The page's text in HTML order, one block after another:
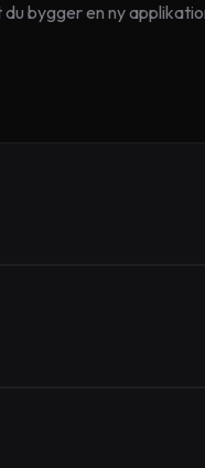
bygger en ny